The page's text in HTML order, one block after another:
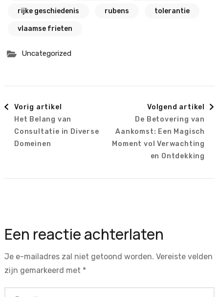
rijke geschiedenis rubens tolerantie
vlaamse frieten
Uncategorized
Berichtnavigatie
Vorig artikel
Het Belang van
Consultatie in Diverse
Domeinen
Volgend artikel
De Betovering van
Aankomst: Een Magisch
Moment vol Verwachting
en Ontdekking
Een reactie achterlaten
Je e-mailadres zal niet getoond worden. Vereiste velden
zijn gemarkeerd met *